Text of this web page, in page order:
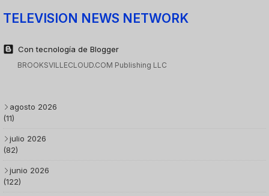
TELEVISION NEWS NETWORK
Con tecnología de Blogger
BROOKSVILLECLOUD.COM Publishing LLC
agosto 2026
(11)
julio 2026
(82)
junio 2026
(122)